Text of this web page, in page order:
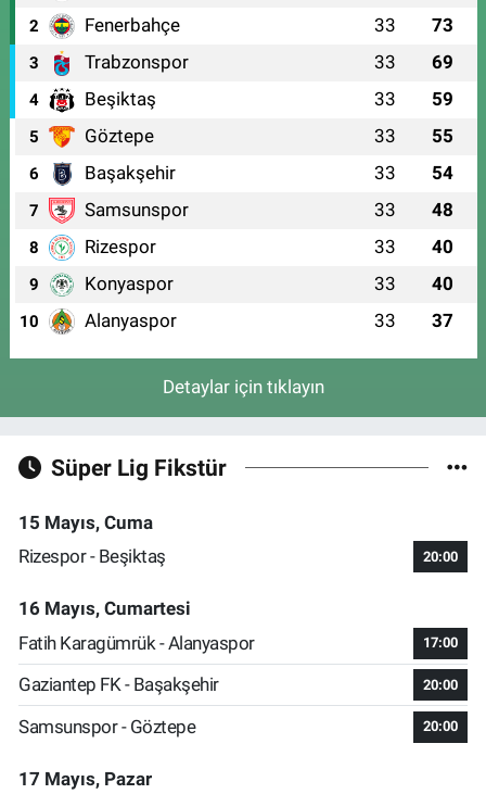
2 Fenerbahçe 33 73
3 Trabzonspor 33 69
4 Beşiktaş 33 59
5 Göztepe 33 55
6 Başakşehir 33 54
7 Samsunspor 33 48
8 Rizespor 33 40
9 Konyaspor 33 40
10 Alanyaspor 33 37
Detaylar için tıklayın
Süper Lig Fikstür
15 Mayıs, Cuma
Rizespor - Beşiktaş
20:00
16 Mayıs, Cumartesi
Fatih Karagümrük - Alanyaspor
17:00
Gaziantep FK - Başakşehir 20:00
Samsunspor - Göztepe 20:00
17 Mayıs, Pazar